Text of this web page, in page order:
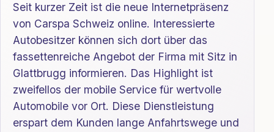
Seit kurzer Zeit ist die neue Internetpräsenz
von Carspa Schweiz online. Interessierte
Autobesitzer können sich dort über das
fassettenreiche Angebot der Firma mit Sitz in
Glattbrugg informieren. Das Highlight ist
zweifellos der mobile Service für wertvolle
Automobile vor Ort. Diese Dienstleistung
erspart dem Kunden lange Anfahrtswege und